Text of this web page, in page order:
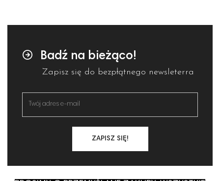
Badź na bieżąco!
Zapisz się do bezpłątnego newsleterra
ZAPISZ SIĘ!